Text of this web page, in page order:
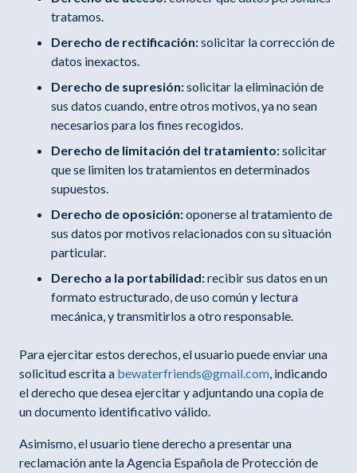
tratamos.
Derecho de rectificación:solicitar la corrección de
datos inexactos.
Derecho de supresión:solicitar la eliminación de
sus datos cuando, entre otros motivos, ya no sean
necesarios para los fines recogidos.
Derecho de limitación del tratamiento:solicitar
que se limiten los tratamientos en determinados
supuestos.
Derecho de oposición:oponerse al tratamiento de
sus datos por motivos relacionados con su situación
particular.
Derecho a la portabilidad:recibir sus datos en un
formato estructurado, de uso común y lectura
mecánica, y transmitirlos a otro responsable.
Para ejercitar estos derechos, el usuario puede enviar una
solicitud escrita a bewaterfriends@gmail.com, indicando
el derecho que desea ejercitar y adjuntando una copia de
un documento identificativo válido.
Asimismo, el usuario tiene derecho a presentar una
reclamación ante la Agencia Española de Protección de